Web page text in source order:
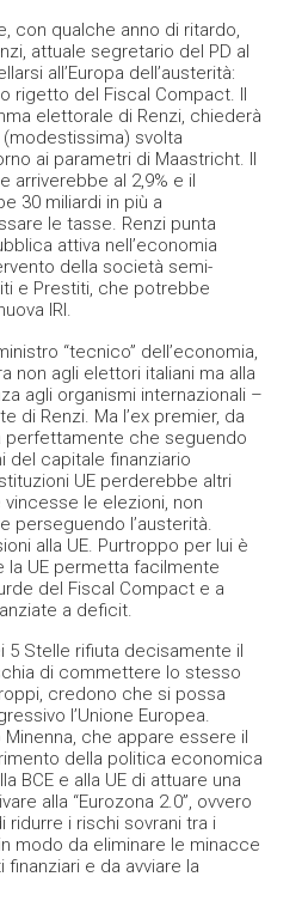
con qualche anno di ritardo,
attuale segretario del PD al
all’Europa dell’austerità:
rigetto del Fiscal Compact. Il
elettorale di Renzi, chiederà
(modestissima) svolta
ai parametri di Maastricht. Il
arriverebbe al 2,9% e il
30 miliardi in più a
le tasse. Renzi punta
attiva nell’economia
della società semi-
e Prestiti, che potrebbe
IRI.
“tecnico” dell’economia,
non agli elettori italiani ma alla
agli organismi internazionali –
di Renzi. Ma l’ex premier, da
perfettamente che seguendo
del capitale finanziario
UE perderebbe altri
le elezioni, non
perseguendo l’austerità.
alla UE. Purtroppo per lui è
UE permetta facilmente
del Fiscal Compact e a
a deficit.
5 Stelle rifiuta decisamente il
di commettere lo stesso
credono che si possa
l’Unione Europea.
che appare essere il
della politica economica
BCE e alla UE di attuare una
alla “Eurozona 2.0”, ovvero
ridurre i rischi sovrani tra i
modo da eliminare le minacce
e da avviare la